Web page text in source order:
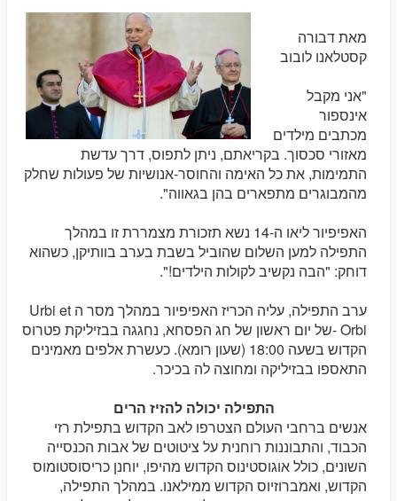
מאת דבורה
קסטלאנו לובוב
"אני מקבל
אינספור
מכתבים מילדים
מאזורי סכסוך. בקריאתם, ניתן לתפוס, דרך עדשת
התמימות, את כל האימה והחוסר-אנושיות של פעולות שחלק
מהמבוגרים מתפארים בהן בגאווה".
האפיפיור ליאו ה-14 נשא תזכורת מצמררת זו במהלך
התפילה למען השלום שהוביל בשבת בערב בוותיקן, כשהוא
דוחק: "הבה נקשיב לקולות הילדים!".
ערב התפילה, עליה הכריז האפיפיור במהלך מסר ה Urbi et
Orbi -של יום ראשון של חג הפסחא, נחגגה בבזיליקת פטרוס
הקדוש בשעה 18:00 (שעון רומא). כעשרת אלפים מאמינים
התאספו בבזיליקה ומחוצה לה בכיכר.
התפילה יכולה להזיז הרים
אנשים ברחבי העולם הצטרפו לאב הקדוש בתפילת רזי
הכבוד, והתבוננות רוחנית על ציטוטים של אבות הכנסייה
השונים, כולל אוגוסטינוס הקדוש מהיפו, יוחנן כריסוסטומוס
הקדוש, ואמברוזיוס הקדוש ממילאנו. במהלך התפילה,